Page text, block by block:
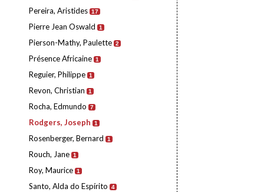
Pereira, Aristides 17
Pierre Jean Oswald 1
Pierson-Mathy, Paulette 2
Présence Africaine 1
Reguier, Philippe 1
Revon, Christian 1
Rocha, Edmundo 7
Rodgers, Joseph 1
Rosenberger, Bernard 1
Rouch, Jane 1
Roy, Maurice 1
Santo, Alda do Espírito 4